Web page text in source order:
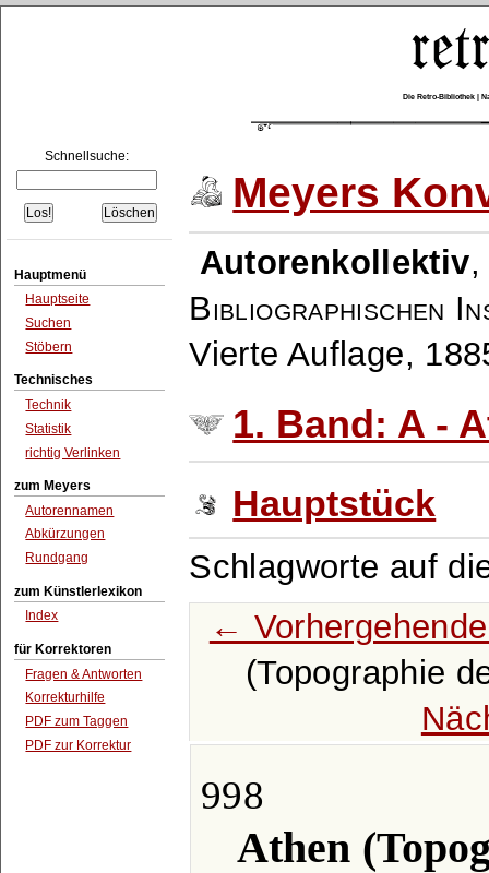
Die Retro-Bibliothek |
Schnellsuche:
Hauptmenü
Hauptseite
Suchen
Stöbern
Technisches
Technik
Statistik
richtig Verlinken
zum Meyers
Autorennamen
Abkürzungen
Rundgang
zum Künstlerlexikon
Index
für Korrektoren
Fragen & Antworten
Korrekturhilfe
PDF zum Taggen
PDF zur Korrektur
Meyers
Autorenkollektiv
Bibliographischen
Vierte Auflage,
1. Band: A -
Hauptstück
Schlagworte auf
←
(Topographie
998
Athen